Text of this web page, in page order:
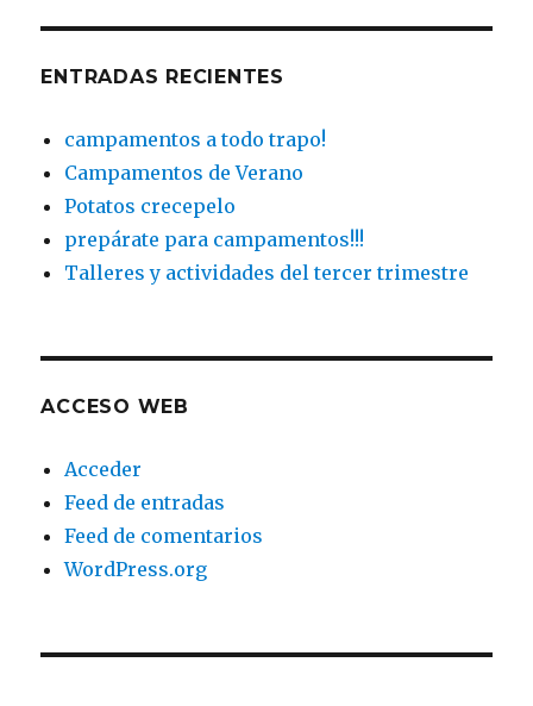
ENTRADAS RECIENTES
campamentos a todo trapo!
Campamentos de Verano
Potatos crecepelo
prepárate para campamentos!!!
Talleres y actividades del tercer trimestre
ACCESO WEB
Acceder
Feed de entradas
Feed de comentarios
WordPress.org